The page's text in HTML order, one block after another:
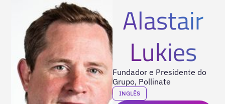
Alastair
Lukies
Fundador e Presidente do
Grupo, Pollinate
INGLÊS